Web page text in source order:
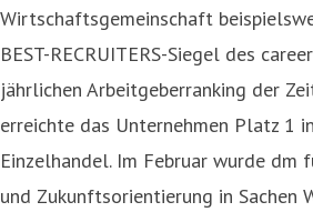
Wirtschaftsgemeinschaft
BEST-RECRUITERS-Siegel des
jährlichen Arbeitgeberranking der
erreichte das Unternehmen Platz 1
Einzelhandel. Im Februar wurde
und Zukunftsorientierung in Sachen